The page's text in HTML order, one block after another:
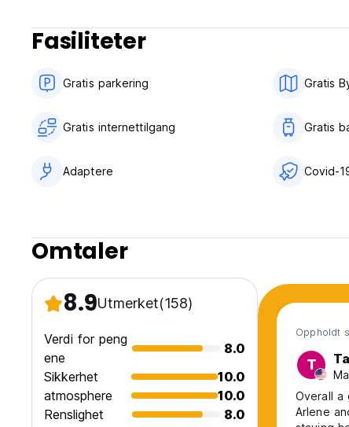
Fasiliteter
Gratis parkering Gratis
Gratis internettilgang Gratis
Adaptere Covid-
Omtaler
8.9Utmerket(158)
Verdi for peng
ene
8.0
Sikkerhet
10.0
atmosphere
10.0
Renslighet
8.0
Oppholdt
T
Overall a
Arlene